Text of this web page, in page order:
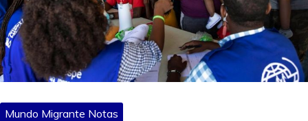
Mundo Migrante Notas